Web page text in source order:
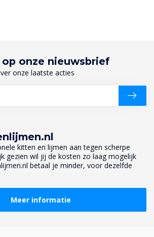
kitten en lijmen aan tegen scherpe
gezien wil jij de kosten zo laag mogelijk
betaal je minder, voor dezelfde
Meer informatie
onze nieuwsbrief
onze laatste acties